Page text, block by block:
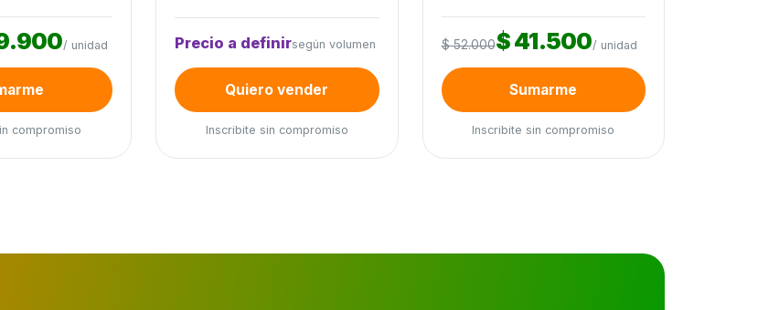
/ unidad
compromiso
Precio a definirsegún volumen
Quiero vender
Inscribite sin compromiso
$ 52.000$ 41.500/ unidad
Sumarme
Inscribite sin compromiso